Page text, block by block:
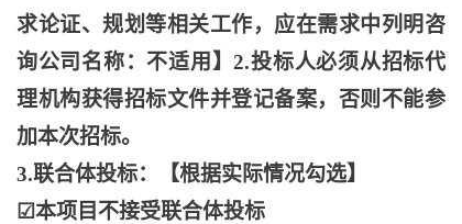
求论证、规划等相关工作，应在需求中列明咨
询公司名称：不适用】2.投标人必须从招标代
理机构获得招标文件并登记备案，否则不能参
加本次招标。
3.联合体投标：【根据实际情况勾选】
☑本项目不接受联合体投标